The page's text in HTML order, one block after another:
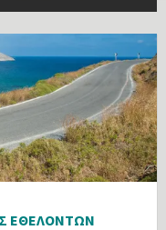
ΕΘΕΛΟΝΤΩΝ